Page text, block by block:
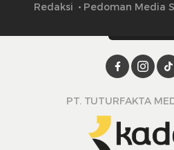
Redaksi Pedoman Media
PT. TUTURFAKTA